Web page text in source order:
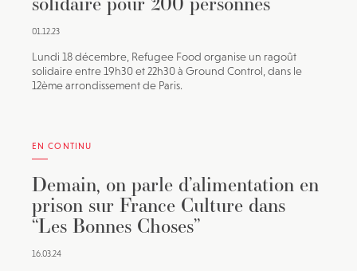
01.12.23
Lundi 18 décembre, Refugee Food organise un ragoût
solidaire entre 19h30 et 22h30 à Ground Control, dans le
12ème arrondissement de Paris.
EN CONTINU
Demain, on parle d’alimentation en
prison sur France Culture dans
“Les Bonnes Choses”
16.03.24